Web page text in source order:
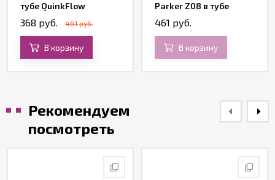
тубе QuinkFlow
Premium, красный
368 руб. 461 руб.
В корзину
Parker Z08 в тубе
QuinkFlow Premium,
средний, черный
461 руб.
В корзину
Рекомендуем
посмотреть